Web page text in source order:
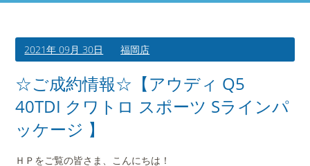
買取査定のご案内
店舗案内
2021年 09月 30日 福岡店
☆ご成約情報☆【アウディ Q5
40TDI クワトロ スポーツ Sラインパ
ッケージ 】
ＨＰをご覧の皆さま、こんにちは！